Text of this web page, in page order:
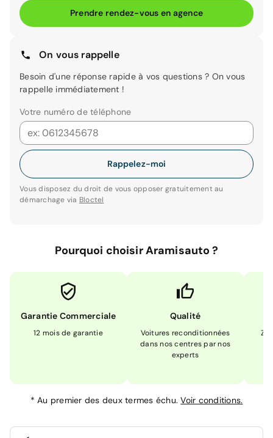
Prendre rendez-vous en agence
On vous rappelle
Besoin d'une réponse rapide à vos questions ? On vous
rappelle immédiatement !
Votre numéro de téléphone
Rappelez-moi
Vous disposez du droit de vous opposer gratuitement au
démarchage via Bloctel
Pourquoi choisir Aramisauto ?
Garantie Commerciale
12 mois de garantie
Qualité
Voitures reconditionnées
dans nos centres par nos
experts
*Au premier des deux termes échu.Voir conditions.